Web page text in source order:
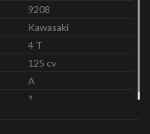
9208
Kawasaki
4 T
125 cv
A
1